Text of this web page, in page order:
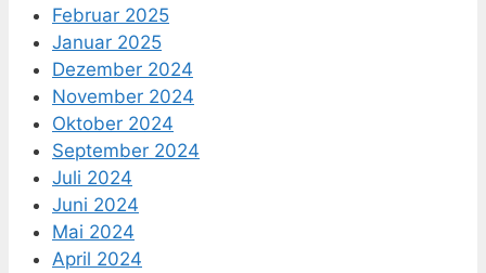
Februar 2025
Januar 2025
Dezember 2024
November 2024
Oktober 2024
September 2024
Juli 2024
Juni 2024
Mai 2024
April 2024